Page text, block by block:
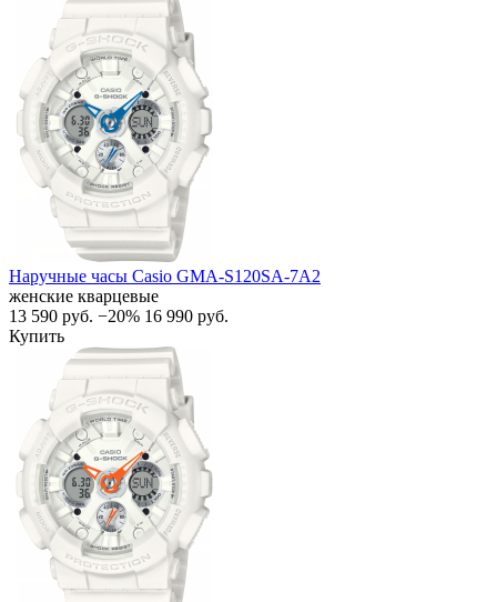
Наручные часы Casio GMA-S120SA-7A2
женские кварцевые
13 590 руб. −20% 16 990 руб.
Купить